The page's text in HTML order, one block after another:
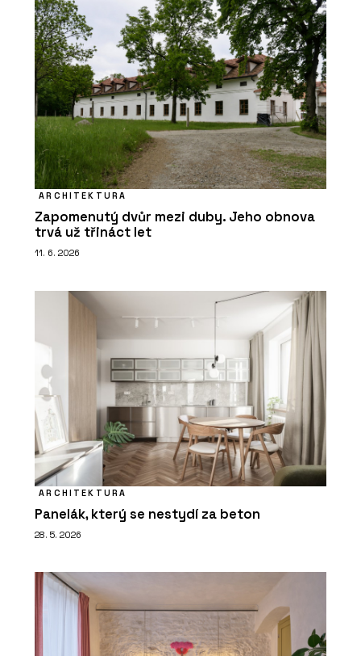
ARCHITEKTURA
Zapomenutý dvůr mezi duby. Jeho obnova
trvá už třináct let
11. 6. 2026
ARCHITEKTURA
Panelák, který se nestydí za beton
28. 5. 2026